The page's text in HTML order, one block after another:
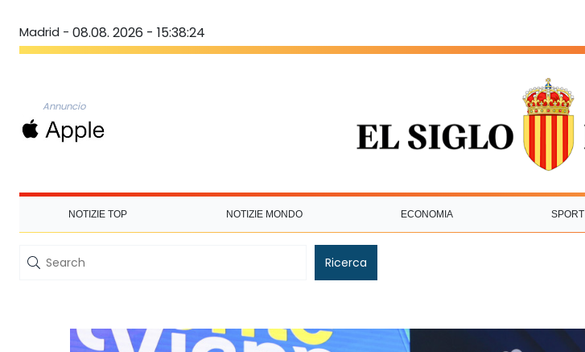
Madrid - 08.08. 2026 - 15:38:24
Annuncio
NOTIZIE TOP NOTIZIE MONDO ECONOMIA SPORT
Ricerca